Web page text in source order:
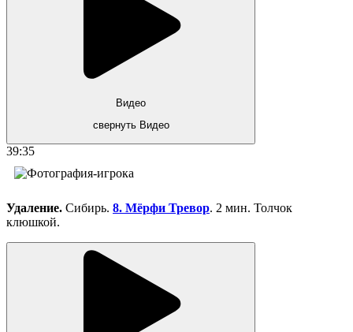
Видео
свернуть Видео
39:35
Удаление. Сибирь. 8. Мёрфи Тревор. 2 мин. Толчок
клюшкой.